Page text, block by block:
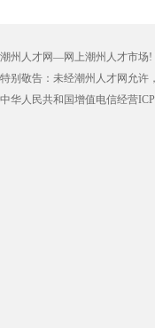
潮州人才网—网上潮州人才市场!
特别敬告：未经潮州人才网允许
中华人民共和国增值电信经营